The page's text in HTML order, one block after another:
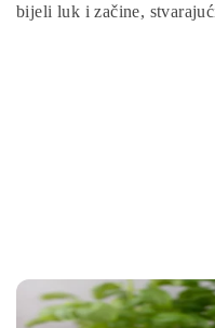
bijeli luk i začine,